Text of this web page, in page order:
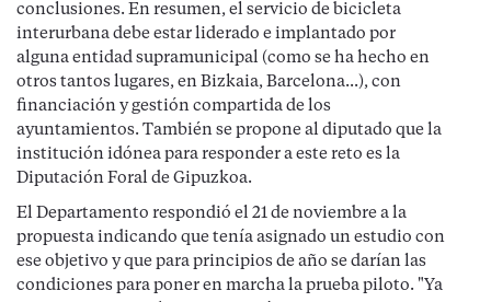
conclusiones. En resumen, el servicio de bicicleta
interurbana debe estar liderado e implantado por
alguna entidad supramunicipal (como se ha hecho en
otros tantos lugares, en Bizkaia, Barcelona...), con
financiación y gestión compartida de los
ayuntamientos. También se propone al diputado que la
institución idónea para responder a este reto es la
Diputación Foral de Gipuzkoa.
El Departamento respondió el 21 de noviembre a la
propuesta indicando que tenía asignado un estudio con
ese objetivo y que para principios de año se darían las
condiciones para poner en marcha la prueba piloto. "Ya